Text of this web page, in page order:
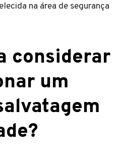
na área de segurança
considerar
um